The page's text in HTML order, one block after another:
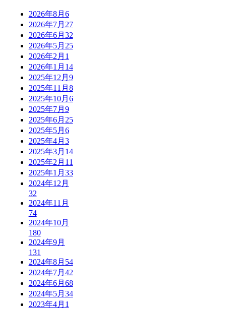
2026年8月 6
2026年7月 27
2026年6月 32
2026年5月 25
2026年2月 1
2026年1月 14
2025年12月 9
2025年11月 8
2025年10月 6
2025年7月 9
2025年6月 25
2025年5月 6
2025年4月 3
2025年3月 14
2025年2月 11
2025年1月 33
2024年12月
32
2024年11月
74
2024年10月
180
2024年9月
131
2024年8月 54
2024年7月 42
2024年6月 68
2024年5月 34
2023年4月 1